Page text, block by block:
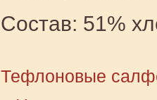
Состав: 51%
Тефлоновые